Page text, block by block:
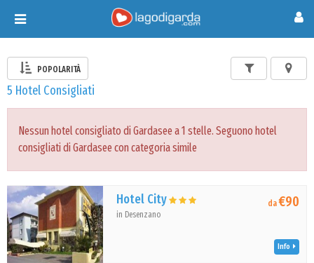
Toggle
navigation
POPOLARITÀ
5 Hotel Consigliati
Nessun hotel consigliato di Gardasee a 1 stelle. Seguono hotel
consigliati di Gardasee con categoria simile
Hotel City
in Desenzano
da€90
Info